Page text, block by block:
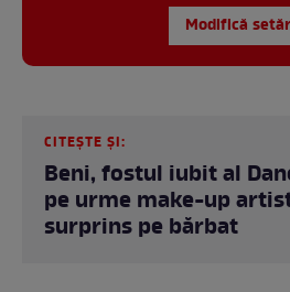
Modifică
CITEȘTE ȘI:
Beni, fostul iubit al
pe urme make-up
surprins pe bărbat